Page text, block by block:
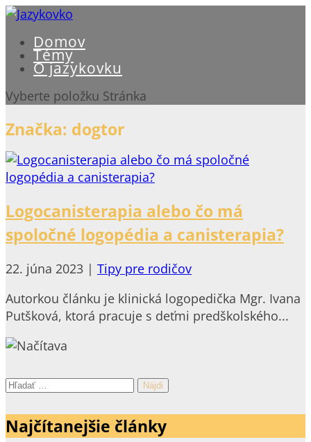
Domov
Témy
O jazykovku
Vyberte položku Stránka
Značka: dogtor
Logocanisterapia alebo čo má
spoločné logopédia a canisterapia?
22. júna 2023 | Tipy pre rodičov
Autorkou článku je klinická logopedička Mgr. Ivana
Putšková, ktorá pracuje s deťmi predškolského...
Hľadať:
Najčítanejšie články